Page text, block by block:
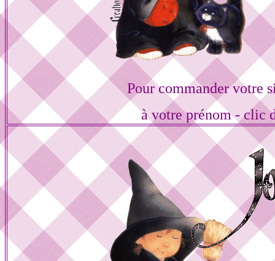
Pour commander votre
à votre prénom - clic